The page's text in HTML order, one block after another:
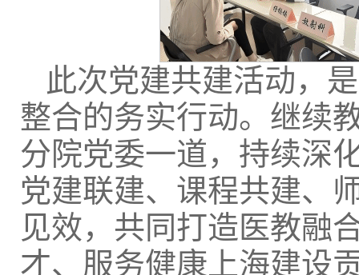
此次党建共建活动，
整合的务实行动。继续
分院党委一道，持续深
党建联建、课程共建、
见效，共同打造医教融
才、服务健康上海建设